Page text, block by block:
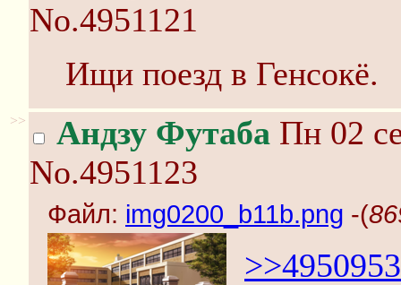
No.4951121
Ищи поезд в Генсокё.
>> Андзу Футаба Пн 02
No.4951123
Файл: img0200_b11b.png -(
>>4950953